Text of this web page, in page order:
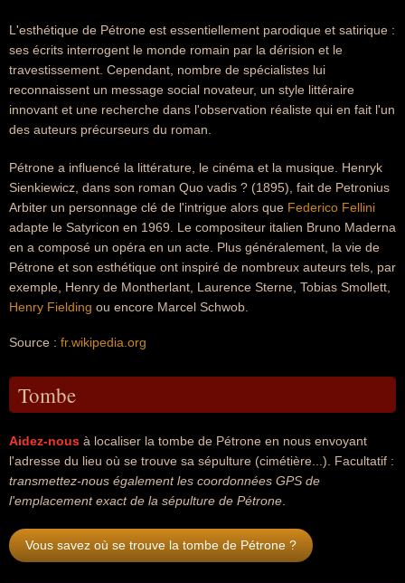
L'esthétique de Pétrone est essentiellement parodique et satirique :
ses écrits interrogent le monde romain par la dérision et le
travestissement. Cependant, nombre de spécialistes lui
reconnaissent un message social novateur, un style littéraire
innovant et une recherche dans l'observation réaliste qui en fait l'un
des auteurs précurseurs du roman.
Pétrone a influencé la littérature, le cinéma et la musique. Henryk
Sienkiewicz, dans son roman Quo vadis ? (1895), fait de Petronius
Arbiter un personnage clé de l'intrigue alors que Federico Fellini
adapte le Satyricon en 1969. Le compositeur italien Bruno Maderna
en a composé un opéra en un acte. Plus généralement, la vie de
Pétrone et son esthétique ont inspiré de nombreux auteurs tels, par
exemple, Henry de Montherlant, Laurence Sterne, Tobias Smollett,
Henry Fielding ou encore Marcel Schwob.
Source : fr.wikipedia.org
Tombe
Aidez-nous à localiser la tombe de Pétrone en nous envoyant
l'adresse du lieu où se trouve sa sépulture (cimétière...). Facultatif :
transmettez-nous également les coordonnées GPS de
l'emplacement exact de la sépulture de Pétrone
Vous savez où se trouve la tombe de Pétrone ?